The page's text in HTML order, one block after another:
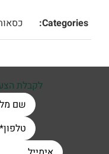
Categories:
לקבלת